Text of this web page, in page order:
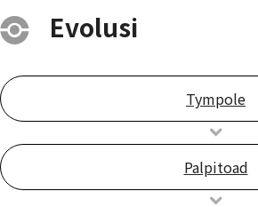
Evolusi
Tympole
Palpitoad